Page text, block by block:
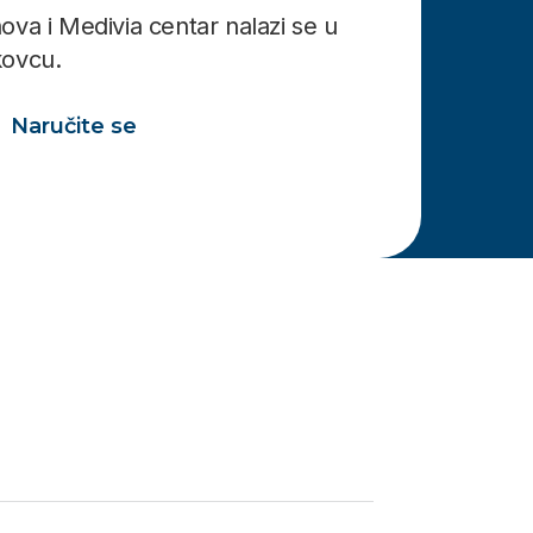
i Medivia centar nalazi se u
Naručite se